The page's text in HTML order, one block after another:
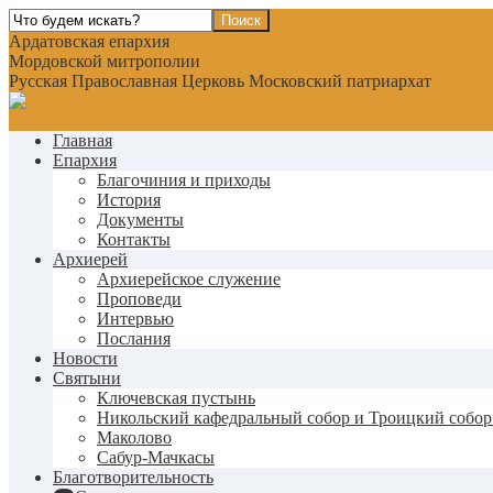
Ардатовская епархия
Мордовской митрополии
Русская Православная Церковь Московский патриархат
Главная
Епархия
Благочиния и приходы
История
Документы
Контакты
Архиерей
Архиерейское служение
Проповеди
Интервью
Послания
Новости
Святыни
Ключевская пустынь
Никольский кафедральный собор и Троицкий собор
Маколово
Сабур-Мачкасы
Благотворительность